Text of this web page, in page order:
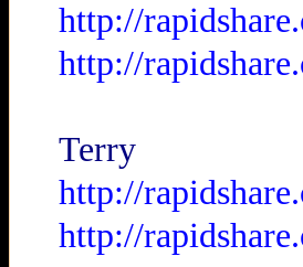
http://
http://
Terry
http://
http://